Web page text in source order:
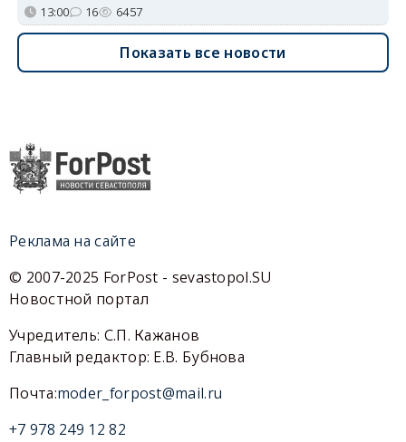
13:00 16 6457
Показать все новости
Реклама на сайте
© 2007-2025 ForPost - sevastopol.SU
Новостной портал
Учредитель: С.П. Кажанов
Главный редактор: Е.В. Бубнова
Почта:moder_forpost@mail.ru
+7 978 249 12 82